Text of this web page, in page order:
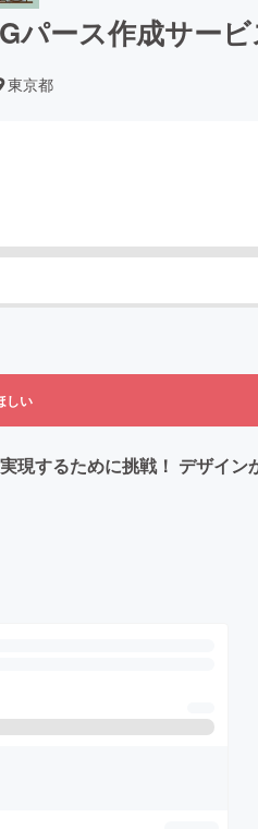
パース作成サー
東京都
しい
現するために挑戦！ デザイ